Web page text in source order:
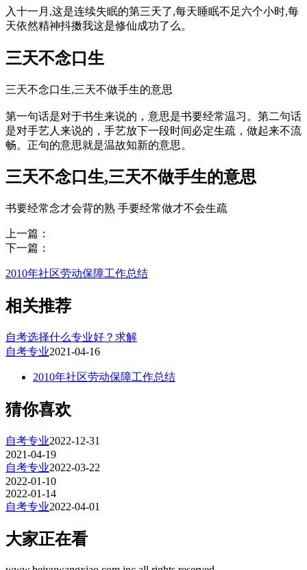
入十一月,这是连续失眠的第三天了,每天睡眠不足六个小时,每
天依然精神抖擞我这是修仙成功了么。
三天不念口生
三天不念口生,三天不做手生的意思
第一句话是对于书生来说的，意思是书要经常温习。第二句话
是对手艺人来说的，手艺放下一段时间必定生疏，做起来不流
畅。正句的意思就是温故知新的意思。
三天不念口生,三天不做手生的意思
书要经常念才会背的熟 手要经常做才不会生疏
上一篇：
下一篇：
2010年社区劳动保障工作总结
相关推荐
自考选择什么专业好？求解
自考专业2021-04-16
2010年社区劳动保障工作总结
猜你喜欢
自考专业2022-12-31
2021-04-19
自考专业2022-03-22
2022-01-10
2022-01-14
自考专业2022-04-01
大家正在看